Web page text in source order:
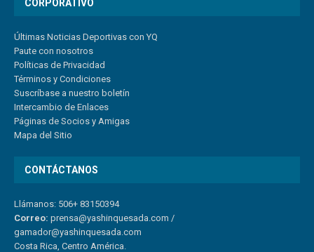
CORPORATIVO
Últimas Noticias Deportivas con YQ
Paute con nosotros
Políticas de Privacidad
Términos y Condiciones
Suscríbase a nuestro boletín
Intercambio de Enlaces
Páginas de Socios y Amigas
Mapa del Sitio
CONTÁCTANOS
Llámanos: 506+ 83150394
Correo: prensa@yashinquesada.com /
gamador@yashinquesada.com
Costa Rica, Centro América.